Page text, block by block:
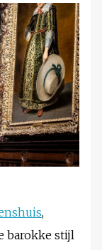
,
barokke stijl